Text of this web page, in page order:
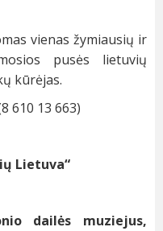
vienas žymiausių ir
pusės lietuvių
kūrėjas.
610 13 663)
Lietuva“
dailės muziejus,